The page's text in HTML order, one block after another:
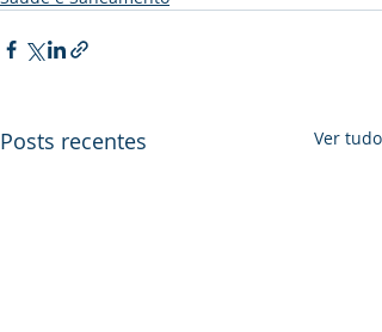
Posts recentes Ver tudo